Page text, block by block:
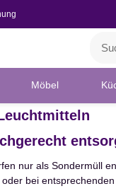
Möbel
nur als Sondermüll
bei